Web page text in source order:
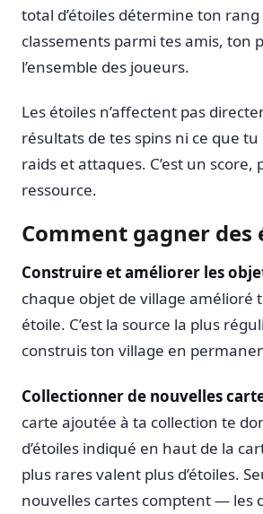
total d’étoiles détermine ton rang
classements parmi tes amis, ton
l’ensemble des joueurs.
Les étoiles n’affectent pas
résultats de tes spins ni ce que
raids et attaques. C’est un score,
ressource.
Comment gagner des
Construire et améliorer les
chaque objet de village amélioré
étoile. C’est la source la plus
construis ton village en
Collectionner de nouvelles
carte ajoutée à ta collection te
d’étoiles indiqué en haut de la
plus rares valent plus d’étoiles.
nouvelles cartes comptent — les